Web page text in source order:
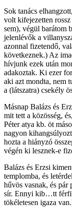
Sok tanács
volt kifejezetten
sem), végül barátom
jelenlévők a
azonnal fizetendő,
következnek.) Az
hívjunk ezek után
adakoztak. Ki ezer
aki azt mondta, nem
a (látszatra) csekély
Másnap Balázs és
mit tett a közösség,
Péter atya kb. öt
nagyon
hozta a hiányzó
végén ki lesznek-e
Balázs és Erzsi
templomba, és
hűvös vasnak, és
sír. Ennyi kib…tt
tökéletesen igaza